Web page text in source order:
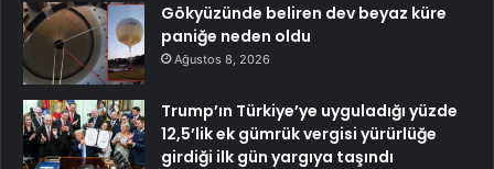
Gökyüzünde beliren dev beyaz küre
paniğe neden oldu
Ağustos 8, 2026
Trump’ın Türkiye’ye uyguladığı yüzde
12,5’lik ek gümrük vergisi yürürlüğe
girdiği ilk gün yargıya taşındı